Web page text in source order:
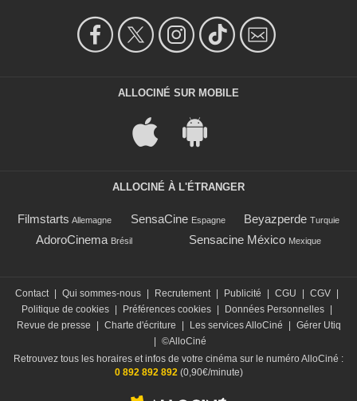
ALLOCINÉ SUR MOBILE
ALLOCINÉ À L'ÉTRANGER
Filmstarts Allemagne SensaCine Espagne Beyazperde Turquie
AdoroCinema Brésil Sensacine México Mexique
Contact Qui sommes-nous Recrutement Publicité CGU CGV
Politique de cookies
Préférences cookies Données Personnelles
Revue de presse
Charte d'écriture Les services AlloCiné
Gérer Utiq
©AlloCiné
Retrouvez tous les horaires et infos de votre cinéma sur le numéro AlloCiné :
0 892 892 892(0,90€/minute)